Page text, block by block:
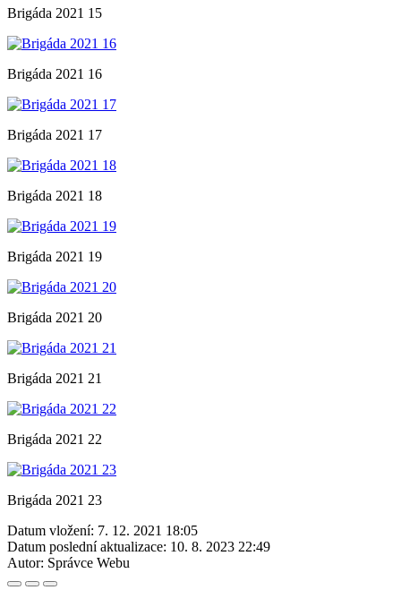
Brigáda 2021 15
Brigáda 2021 16
Brigáda 2021 17
Brigáda 2021 18
Brigáda 2021 19
Brigáda 2021 20
Brigáda 2021 21
Brigáda 2021 22
Brigáda 2021 23
Datum vložení: 7. 12. 2021 18:05
Datum poslední aktualizace: 10. 8. 2023 22:49
Autor: Správce Webu